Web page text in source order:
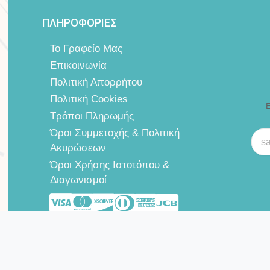
ΠΛΗΡΟΦΟΡΙΕΣ
Το Γραφείο Μας
Επικοινωνία
Πολιτική Απορρήτου
Πολιτική Cookies
Τρόποι Πληρωμής
Όροι Συμμετοχής & Πολιτική
Ακυρώσεων
Όροι Χρήσης Ιστοτόπου &
Διαγωνισμοί